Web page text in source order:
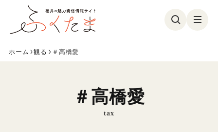
買う
ホーム 観る ＃高橋愛
＃高橋愛
tax